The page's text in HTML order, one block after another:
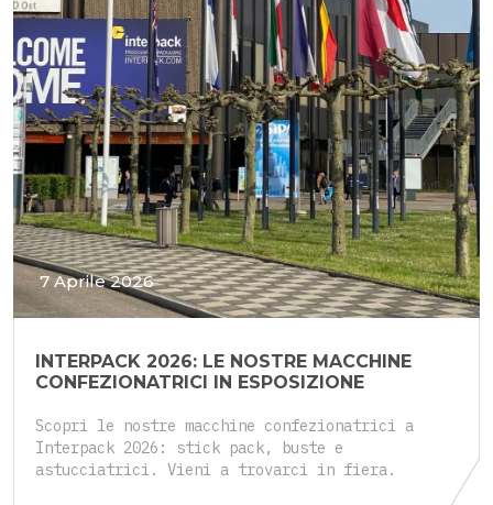
7 Aprile 2026
INTERPACK 2026: LE NOSTRE MACCHINE
CONFEZIONATRICI IN ESPOSIZIONE
Scopri le nostre macchine confezionatrici a
Interpack 2026: stick pack, buste e
astucciatrici. Vieni a trovarci in fiera.